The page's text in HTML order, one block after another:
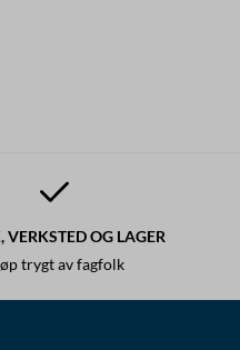
VERKSTED OG LAGER
trygt av fagfolk